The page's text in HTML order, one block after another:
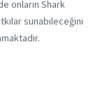
onların Shark
sunabileceğini